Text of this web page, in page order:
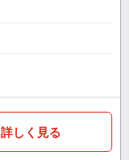
詳しく見る